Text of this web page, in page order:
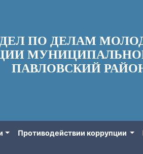
ПО ДЕЛАМ
ПАВЛОВСКИЙ
Противодействии коррупции